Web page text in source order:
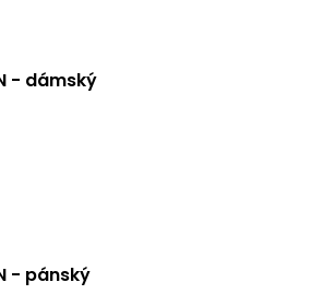
- dámský
- pánský